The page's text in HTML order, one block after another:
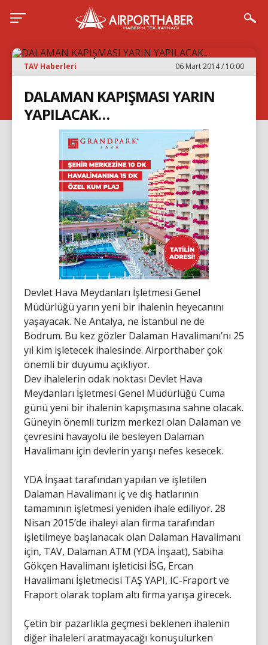
TAV Haberleri 06 Mart 2014 / 10:00
DALAMAN KAPIŞMASI YARIN
YAPILACAK…
Devlet Hava Meydanları İşletmesi Genel
Müdürlüğü yarın yeni bir ihalenin heyecanını
yaşayacak. Ne Antalya, ne İstanbul ne de
Bodrum. Bu kez gözler Dalaman Havalimanı’nı 25
yıl kim işletecek ihalesinde. Airporthaber çok
önemli bir duyumu açıklıyor.
Dev ihalelerin odak noktası Devlet Hava
Meydanları İşletmesi Genel Müdürlüğü Cuma
günü yeni bir ihalenin kapışmasına sahne olacak.
Güneyin önemli turizm merkezi olan Dalaman ve
çevresini havayolu ile besleyen Dalaman
Havalimanı için devlerin yarışı nefes kesecek.
YDA İnşaat tarafından yapılan ve işletilen
Dalaman Havalimanı iç ve dış hatlarının
tamamının işletmesi yeniden ihale ediliyor. 28
Nisan 2015’de ihaleyi alan firma tarafından
işletilmeye başlanacak olan Dalaman Havalimanı
için, TAV, Dalaman ATM (YDA İnşaat), Sabiha
Gökçen Havalimanı işleticisi İSG, Ercan
Havalimanı İşletmecisi TAŞ YAPI, IC-Fraport ve
Fraport olarak toplam altı firma yarışa girecek.
Çetin bir pazarlıkla geçmesi beklenen ihalenin
diğer ihaleleri aratmayacağı konuşulurken